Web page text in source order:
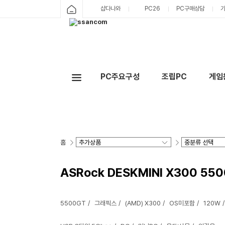
샵다나와 PC26 PC구매상담
PC주요구성 조립PC 게
홈
ASRock DESKMINI X300
5500GT 그래픽스 (AMD) X300 OS미포함 120W